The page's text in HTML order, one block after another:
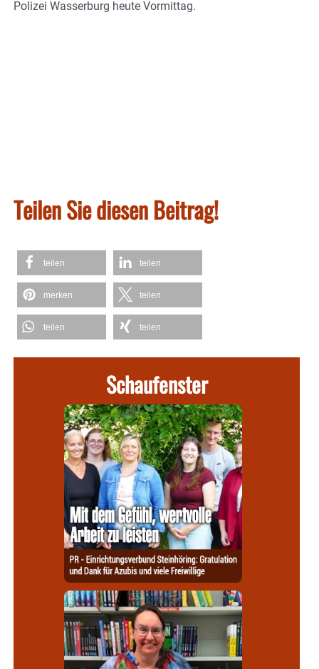
Polizei Wasserburg heute Vormittag.
Teilen Sie diesen Beitrag!
teilen teilen
merken teilen
teilen teilen
Schaufenster